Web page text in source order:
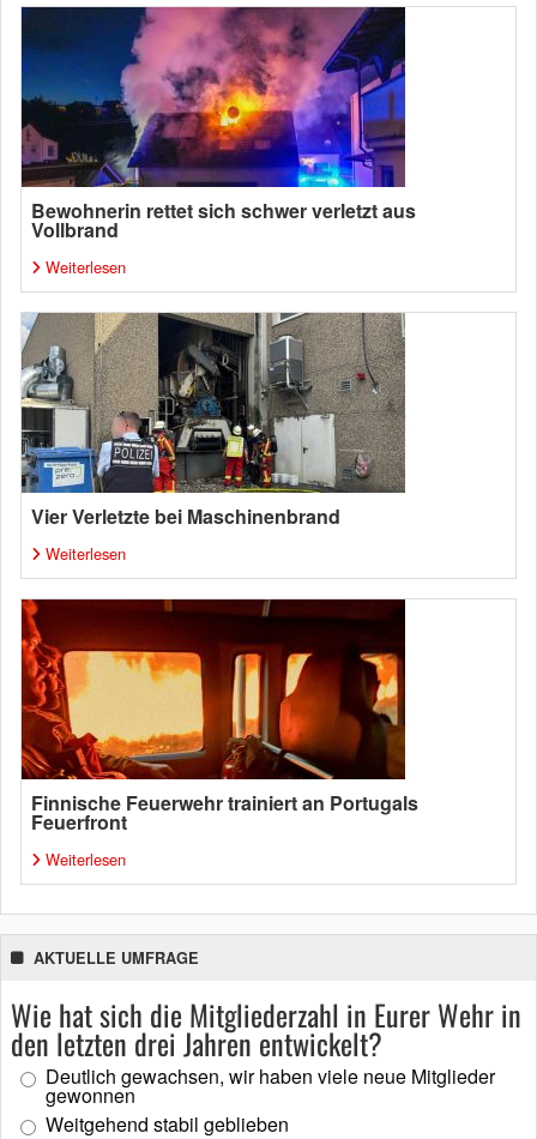
Bewohnerin rettet sich schwer verletzt aus
Vollbrand
Weiterlesen
Vier Verletzte bei Maschinenbrand
Weiterlesen
Finnische Feuerwehr trainiert an Portugals
Feuerfront
Weiterlesen
AKTUELLE UMFRAGE
Wie hat sich die Mitgliederzahl in Eurer Wehr in
den letzten drei Jahren entwickelt?
Deutlich gewachsen, wir haben viele neue Mitglieder
gewonnen
Weitgehend stabil geblieben